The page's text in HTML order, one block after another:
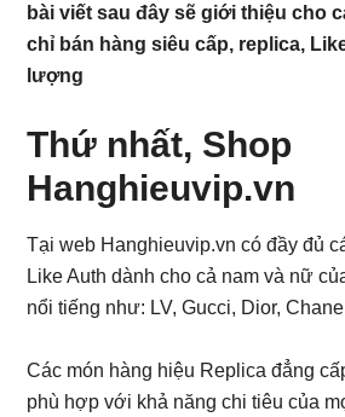
bài viết sau đây sẽ giới thiệu cho
chỉ bán hàng siêu cấp, replica,
lượng
Thứ nhất, Shop
Hanghieuvip.vn
Tại web Hanghieuvip.vn có đầy đủ
Like Auth dành cho cả nam và nữ
nổi tiếng như: LV, Gucci, Dior,
Các món hàng hiệu Replica đẳng
phù hợp với khả năng chi tiêu của